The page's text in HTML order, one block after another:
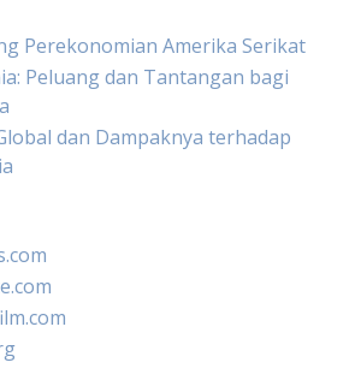
Perekonomian Amerika Serikat
Peluang dan Tantangan bagi
dan Dampaknya terhadap